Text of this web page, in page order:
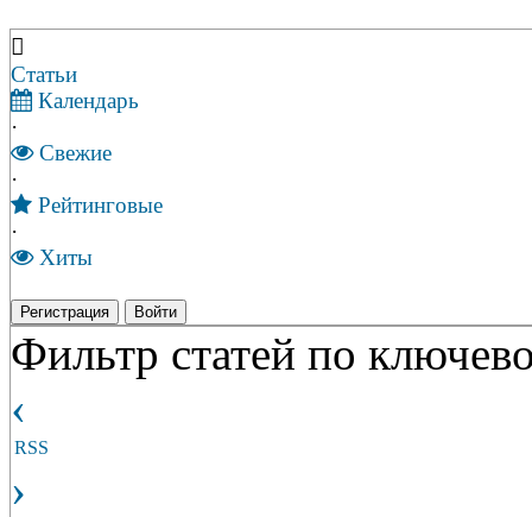
Статьи
Календарь
·
Свежие
·
Рейтинговые
·
Хиты
Регистрация Войти
Фильтр статей по
‹
RSS
›